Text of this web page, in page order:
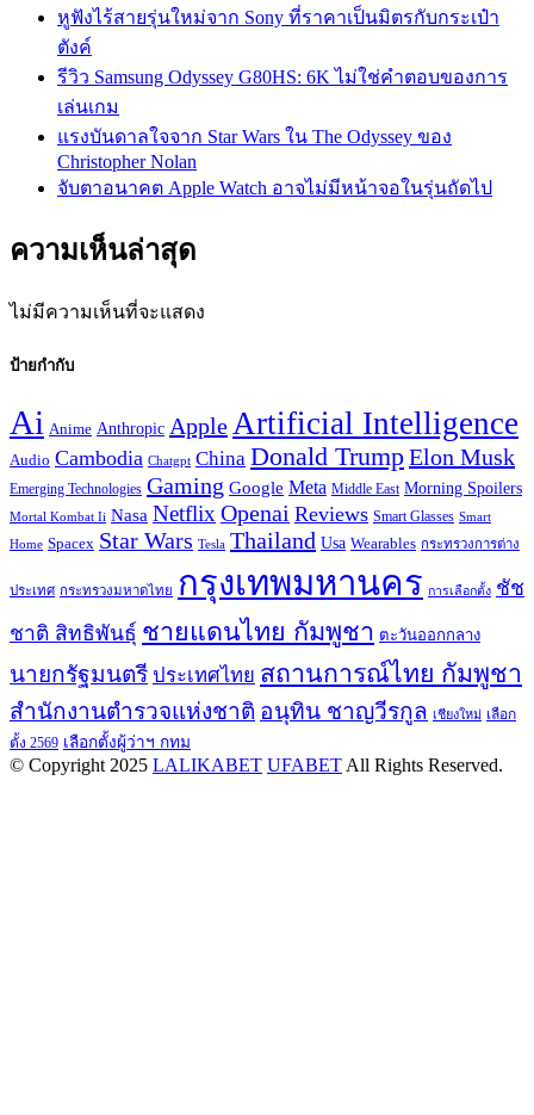
หูฟังไร้สายรุ่นใหม่จาก Sony ที่ราคาเป็นมิตรกับกระเป๋า
ตังค์
รีวิว Samsung Odyssey G80HS: 6K ไม่ใช่คำตอบของการ
เล่นเกม
แรงบันดาลใจจาก Star Wars ใน The Odyssey ของ
Christopher Nolan
จับตาอนาคต Apple Watch อาจไม่มีหน้าจอในรุ่นถัดไป
ความเห็นล่าสุด
ไม่มีความเห็นที่จะแสดง
ป้ายกำกับ
Ai Anime Anthropic Apple Artificial Intelligence
Audio Cambodia Chatgpt China Donald TrumpElon Musk
Emerging Technologies Gaming Google Meta Middle East Morning Spoilers
Mortal Kombat Ii Nasa Netflix Openai Reviews Smart Glasses Smart
Home Spacex Star Wars Tesla Thailand Usa Wearables กระทรวงการต่าง
ประเทศ กระทรวงมหาดไทย กรุงเทพมหานคร การเลือกตั้ง ชัช
ชาติ สิทธิพันธุ์ ชายแดนไทย กัมพูชา ตะวันออกกลาง
นายกรัฐมนตรี ประเทศไทย สถานการณ์ไทย กัมพูชา
สำนักงานตำรวจแห่งชาติ อนุทิน ชาญวีรกูล เชียงใหม่ เลือก
ตั้ง 2569 เลือกตั้งผู้ว่าฯ กทม
© Copyright 2025 LALIKABET UFABET All Rights Reserved.